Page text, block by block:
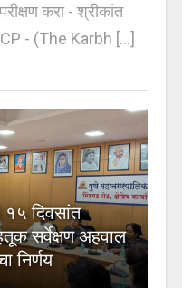
करा - श्रीकांत
- (The Karbh [...]
दिवसांत
सर्वेक्षण अहवाल
निर्णय